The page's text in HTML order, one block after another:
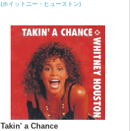
(ホイットニー・ヒューストン)
Takin' a Chance